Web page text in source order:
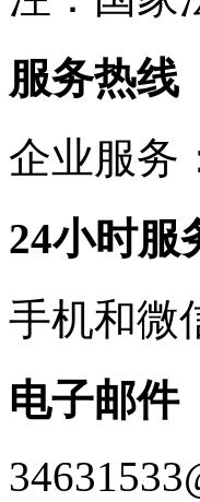
服务热线
企业服务
24小时服
手机和微
电子邮件